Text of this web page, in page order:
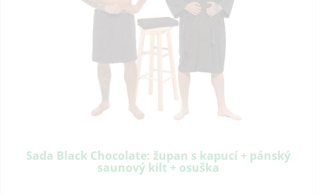
Sada Black Chocolate: župan s kapucí + pánský
saunový kilt + osuška